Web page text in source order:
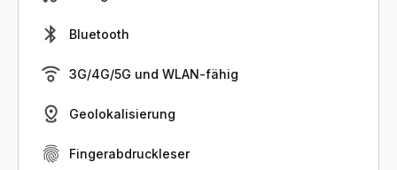
Bluetooth
3G/4G/5G und WLAN-fähig
Geolokalisierung
Fingerabdruckleser